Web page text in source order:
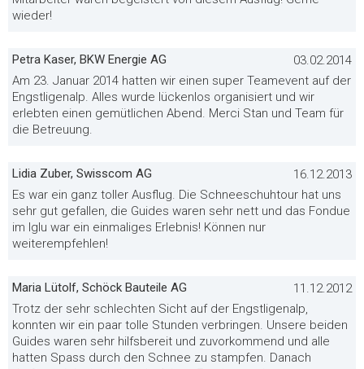
wieder!
Petra Kaser, BKW Energie AG
03.02.2014
Am 23. Januar 2014 hatten wir einen super Teamevent auf der
Engstligenalp. Alles wurde lückenlos organisiert und wir
erlebten einen gemütlichen Abend. Merci Stan und Team für
die Betreuung.
Lidia Zuber, Swisscom AG
16.12.2013
Es war ein ganz toller Ausflug. Die Schneeschuhtour hat uns
sehr gut gefallen, die Guides waren sehr nett und das Fondue
im Iglu war ein einmaliges Erlebnis! Können nur
weiterempfehlen!
Maria Lütolf, Schöck Bauteile AG
11.12.2012
Trotz der sehr schlechten Sicht auf der Engstligenalp,
konnten wir ein paar tolle Stunden verbringen. Unsere beiden
Guides waren sehr hilfsbereit und zuvorkommend und alle
hatten Spass durch den Schnee zu stampfen. Danach